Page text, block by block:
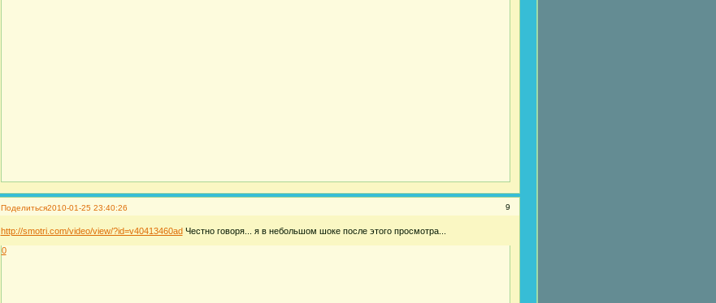
Поделиться 9
2010-01-25 23:40:26
http://smotri.com/video/view/?id=v40413460adЧестно говоря... я в небольшом шоке после этого просмотра...
0